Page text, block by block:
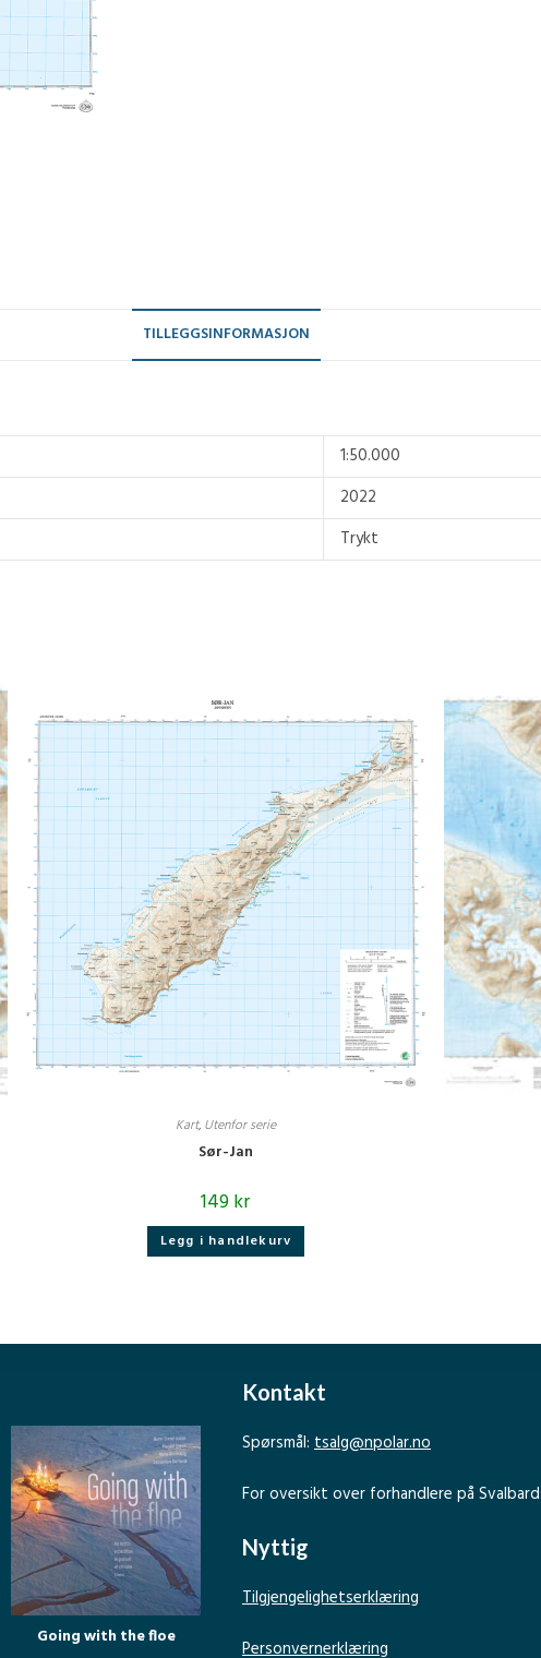
TILLEGGSINFORMASJON
1:50.000
2022
Trykt
Kart, Utenfor serie
Sør-Jan
149kr
Legg i handlekurv
Going with the floe
Kontakt
Spørsmål: tsalg@npolar.no
For oversikt over forhandlere på Svalbard:
Nyttig
Tilgjengelighetserklæring
Personvernerklæring